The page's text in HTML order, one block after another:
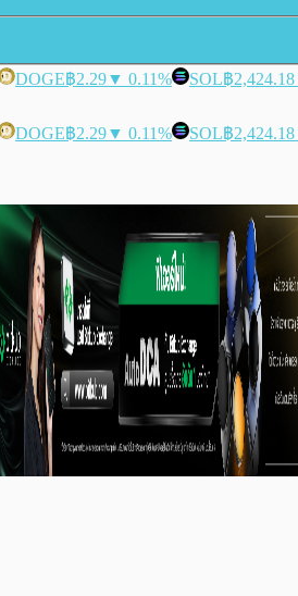
DOGE฿2.29▼ 0.11% SOL฿2,424.18
DOGE฿2.29▼ 0.11% SOL฿2,424.18